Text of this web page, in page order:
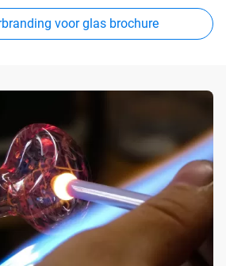
voor glas brochure